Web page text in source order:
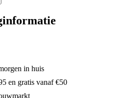
in huis
en gratis vanaf €50